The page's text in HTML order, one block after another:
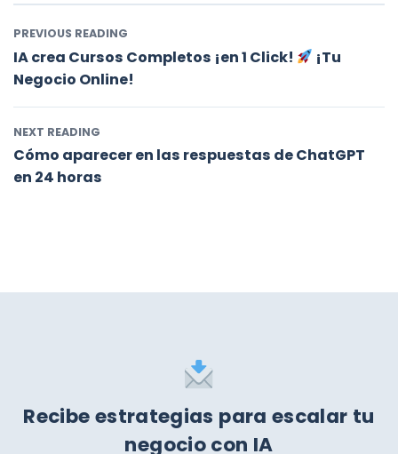
PREVIOUS READING
IA crea Cursos Completos ¡en 1 Click!
¡Tu
Negocio Online!
NEXT READING
Cómo aparecer en las respuestas de ChatGPT
en 24 horas
Recibe estrategias para escalar tu
negocio con IA